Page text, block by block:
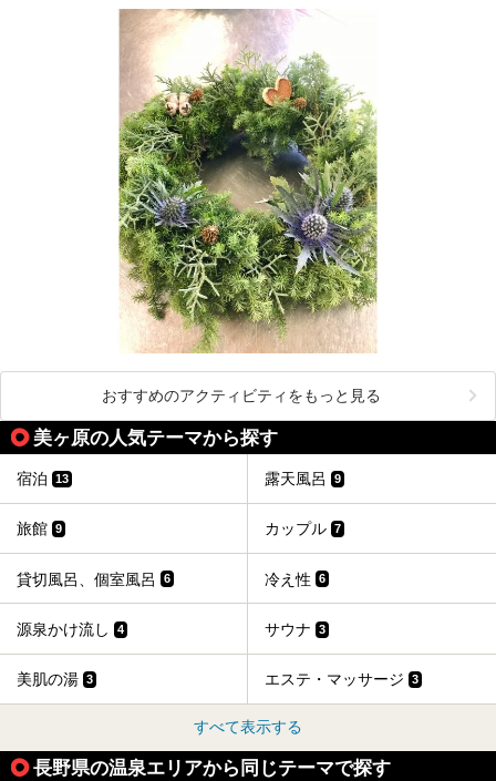
おすすめのアクティビティをもっと見る
美ヶ原の人気テーマから探す
宿泊 13 露天風呂 9
旅館 9 カップル 7
貸切風呂、個室風呂 6 冷え性 6
源泉かけ流し 4 サウナ 3
美肌の湯 3 エステ・マッサージ 3
すべて表示する
長野県の温泉エリアから同じテーマで探す